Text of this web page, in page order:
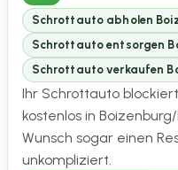
Schrottauto abholen
Schrottauto entsorgen
Schrottauto verkaufen
Ihr Schrottauto
kostenlos in
Wunsch sogar einen
unkompliziert.